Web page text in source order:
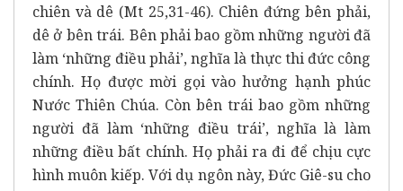
chiên và dê (Mt 25,31-46). Chiên đứng bên phải,
dê ở bên trái. Bên phải bao gồm những người đã
làm ‘những điều phải’, nghĩa là thực thi đức công
chính. Họ được mời gọi vào hưởng hạnh phúc
Nước Thiên Chúa. Còn bên trái bao gồm những
người đã làm ‘những điều trái’, nghĩa là làm
những điều bất chính. Họ phải ra đi để chịu cực
hình muôn kiếp. Với dụ ngôn này, Đức Giê-su cho